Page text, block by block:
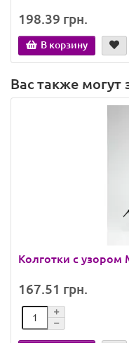
198.39 грн.
В корзину
Вас также могут
Колготки с узором
167.51 грн.